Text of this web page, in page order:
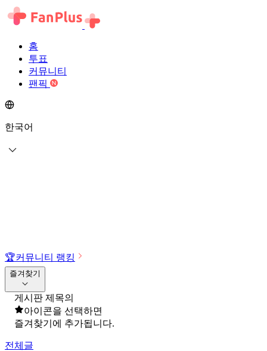
홈
투표
커뮤니티
팬픽
한국어
🏆커뮤니티 랭킹
즐겨찾기
게시판 제목의
아이콘을 선택하면
즐겨찾기에 추가됩니다.
전체글